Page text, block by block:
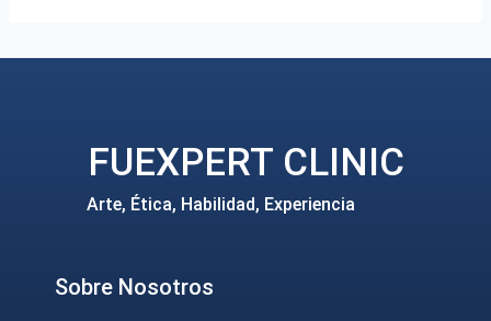
FUEXPERT CLINIC
Arte, Ética, Habilidad, Experiencia
Sobre Nosotros